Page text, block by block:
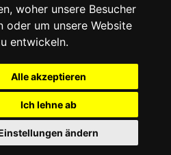
woher unsere Besucher
oder um unsere Website
entwickeln.
Alle akzeptieren
Ich lehne ab
ändern
26